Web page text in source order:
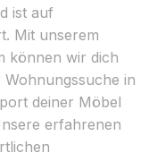
ist auf
Mit unserem
können wir dich
in
deiner Möbel
erfahrenen